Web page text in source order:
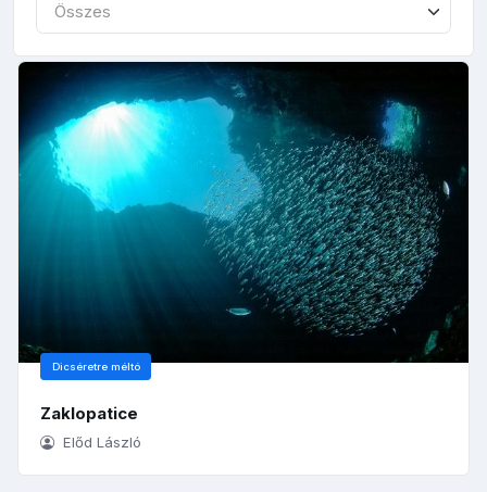
Összes
Dicséretre méltó
Zaklopatice
Előd László